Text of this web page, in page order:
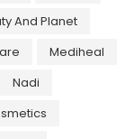
And Planet
Mediheal
Nadi